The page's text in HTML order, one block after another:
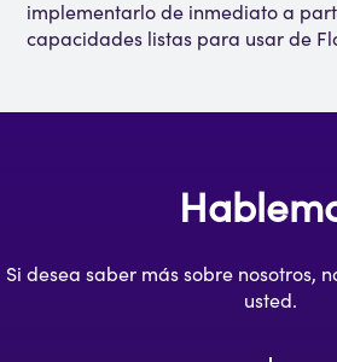
implementarlo de inmediato a
capacidades listas para usar de
Si desea saber más sobre nosotros,
usted.